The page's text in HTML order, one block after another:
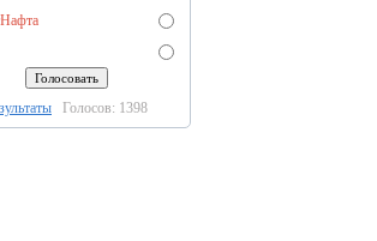
Голосов: 1398